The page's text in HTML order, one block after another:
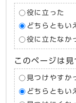
役に立った
どちらともい
役に立たなか
このページは
見つけやすか
どちらともい